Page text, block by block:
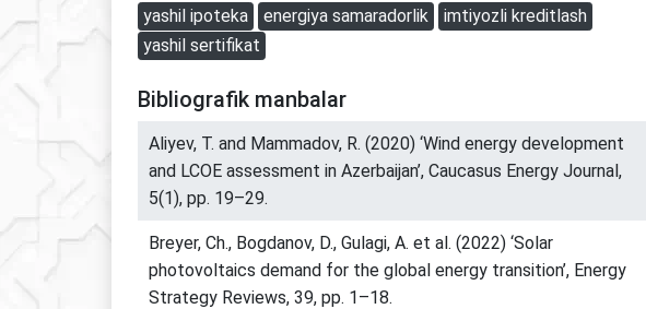
yashil ipoteka energiya samaradorlik
imtiyozli kreditlash
yashil sertifikat
Bibliografik manbalar
Aliyev, T. and Mammadov, R. (2020) ‘Wind energy development
and LCOE assessment in Azerbaijan’, Caucasus Energy Journal,
5(1), pp. 19–29.
Breyer, Ch., Bogdanov, D., Gulagi, A. et al. (2022) ‘Solar
photovoltaics demand for the global energy transition’, Energy
Strategy Reviews, 39, pp. 1–18.